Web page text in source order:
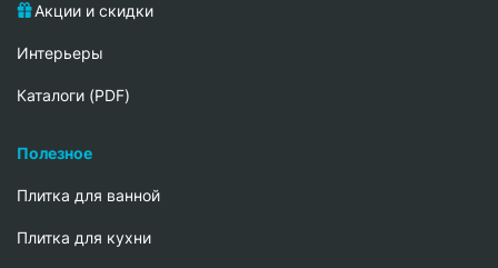
Акции и скидки
Интерьеры
Каталоги (PDF)
Полезное
Плитка для ванной
Плитка для кухни